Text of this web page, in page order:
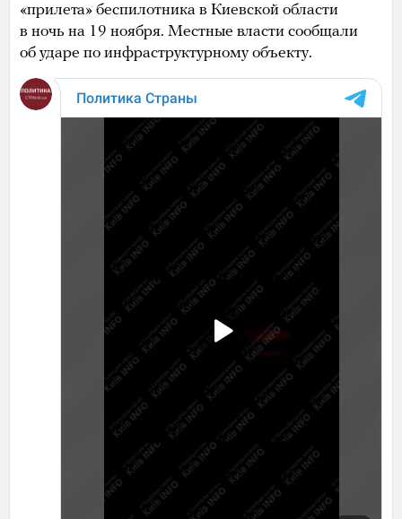
«прилета» беспилотника в Киевской области
в ночь на 19 ноября. Местные власти сообщали
об ударе по инфраструктурному объекту.